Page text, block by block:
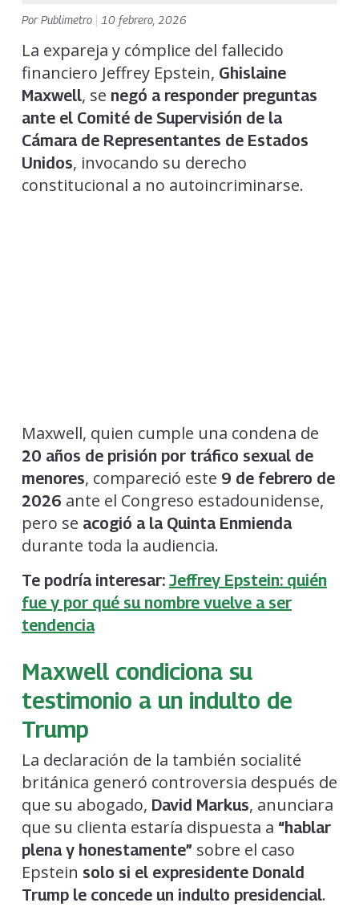
PorPublimetro 10 febrero, 2026
La expareja y cómplice del fallecido
financiero Jeffrey Epstein, Ghislaine
Maxwell, se negó a responder preguntas
ante el Comité de Supervisión de la
Cámara de Representantes de Estados
Unidos, invocando su derecho
constitucional a no autoincriminarse.
Maxwell, quien cumple una condena de
20 años de prisión por tráfico sexual de
menores, compareció este 9 de febrero de
2026 ante el Congreso estadounidense,
pero se acogió a la Quinta Enmienda
durante toda la audiencia.
Te podría interesar: Jeffrey Epstein: quién
fue y por qué su nombre vuelve a ser
tendencia
Maxwell condiciona su
testimonio a un indulto de
Trump
La declaración de la también socialité
británica generó controversia después de
que su abogado, David Markus, anunciara
que su clienta estaría dispuesta a “hablar
plena y honestamente” sobre el caso
Epstein solo si el expresidente Donald
Trump le concede un indulto presidencial.